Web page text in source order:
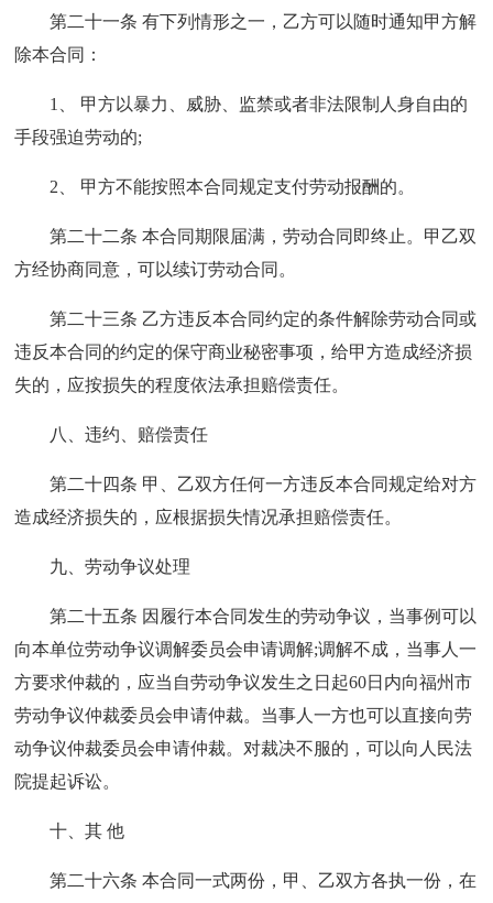
第二十一条 有下列情形之一，乙方可以随时通知甲方解
除本合同：
1、 甲方以暴力、威胁、监禁或者非法限制人身自由的
手段强迫劳动的;
2、 甲方不能按照本合同规定支付劳动报酬的。
第二十二条 本合同期限届满，劳动合同即终止。甲乙双
方经协商同意，可以续订劳动合同。
第二十三条 乙方违反本合同约定的条件解除劳动合同或
违反本合同的约定的保守商业秘密事项，给甲方造成经济损
失的，应按损失的程度依法承担赔偿责任。
八、违约、赔偿责任
第二十四条 甲、乙双方任何一方违反本合同规定给对方
造成经济损失的，应根据损失情况承担赔偿责任。
九、劳动争议处理
第二十五条 因履行本合同发生的劳动争议，当事例可以
向本单位劳动争议调解委员会申请调解;调解不成，当事人一
方要求仲裁的，应当自劳动争议发生之日起60日内向福州市
劳动争议仲裁委员会申请仲裁。当事人一方也可以直接向劳
动争议仲裁委员会申请仲裁。对裁决不服的，可以向人民法
院提起诉讼。
十、其 他
第二十六条 本合同一式两份，甲、乙双方各执一份，在